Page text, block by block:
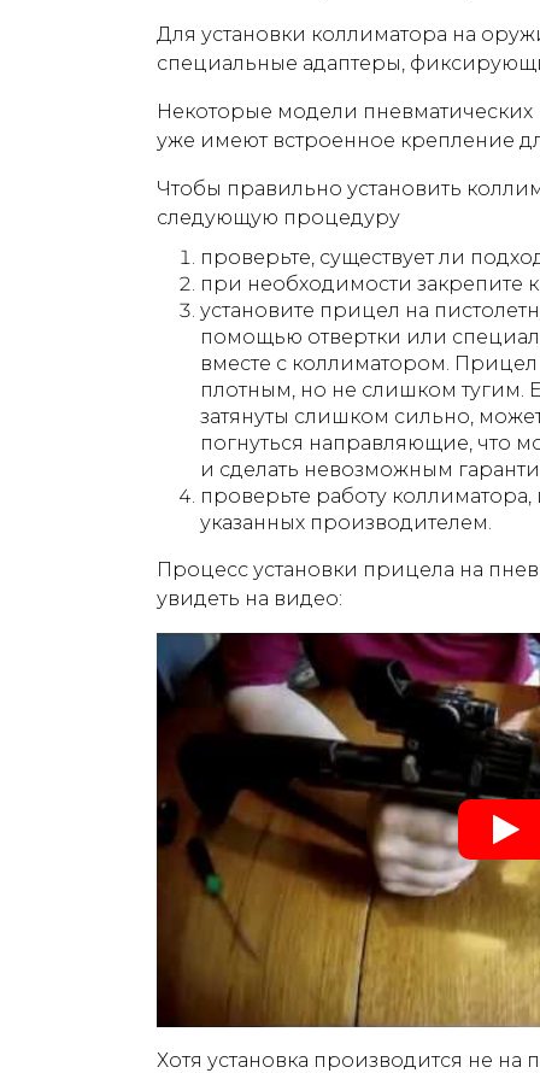
Для установки коллиматора на
специальные адаптеры,
Некоторые модели
уже имеют встроенное крепление
Чтобы правильно установить
следующую процедуру
проверьте, существует ли
при необходимости закрепите
установите прицел на
помощью отвертки или
вместе с коллиматором.
плотным, но не слишком тугим.
затянуты слишком сильно,
погнуться направляющие, что
и сделать невозможным
проверьте работу
указанных производителем.
Процесс установки прицела на
увидеть на видео:
Хотя установка производится не на